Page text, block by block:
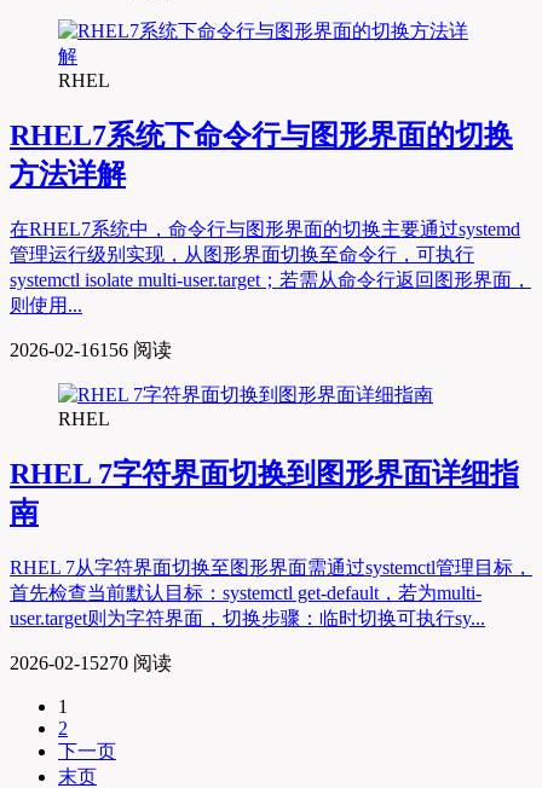
RHEL
RHEL7系统下命令行与图形界面的切换
方法详解
在RHEL7系统中，命令行与图形界面的切换主要通过systemd
管理运行级别实现，从图形界面切换至命令行，可执行
systemctl isolate multi-user.target；若需从命令行返回图形界面，
则使用...
2026-02-16156 阅读
RHEL
RHEL 7字符界面切换到图形界面详细指
南
RHEL 7从字符界面切换至图形界面需通过systemctl管理目标，
首先检查当前默认目标：systemctl get-default，若为multi-
user.target则为字符界面，切换步骤：临时切换可执行sy...
2026-02-15270 阅读
1
2
下一页
末页